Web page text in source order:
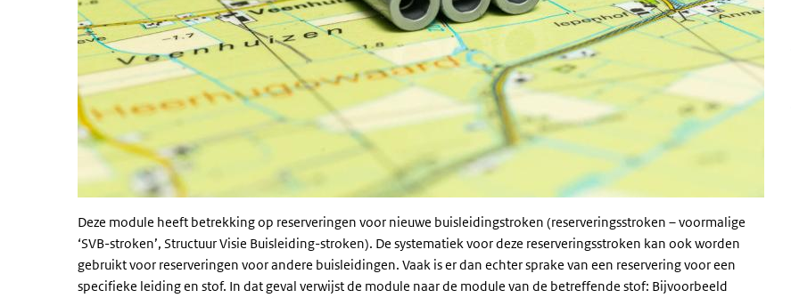
Deze module heeft betrekking op reserveringen voor nieuwe buisleidingstroken (reserveringsstroken – voormalige
‘SVB-stroken’, Structuur Visie Buisleiding-stroken). De systematiek voor deze reserveringsstroken kan ook worden
gebruikt voor reserveringen voor andere buisleidingen. Vaak is er dan echter sprake van een reservering voor een
specifieke leiding en stof. In dat geval verwijst de module naar de module van de betreffende stof: Bijvoorbeeld